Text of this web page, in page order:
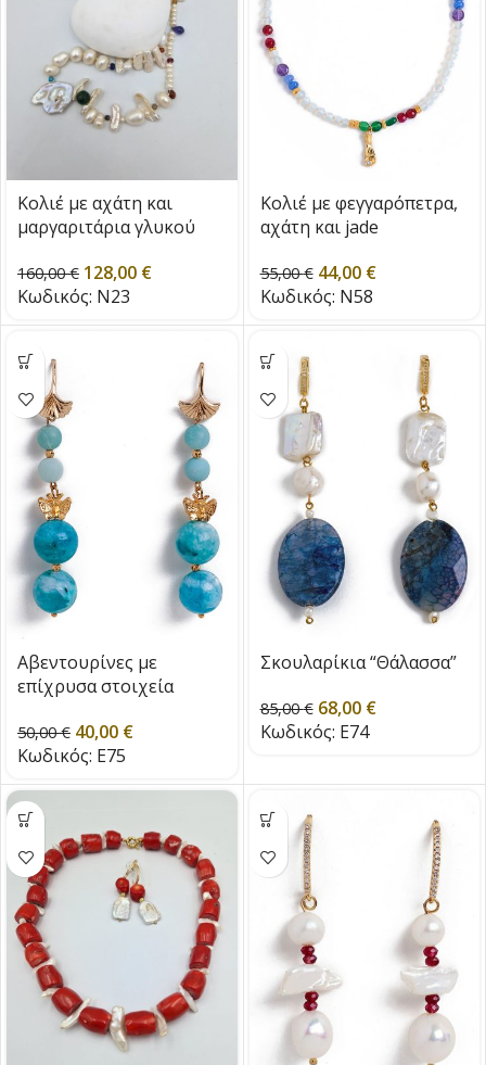
Κολιέ με αχάτη και
μαργαριτάρια γλυκού
160,00€ 128,00 €
Κωδικός: N23
Κολιέ με φεγγαρόπετρα,
αχάτη και jade
55,00€ 44,00 €
Κωδικός: N58
Αβεντουρίνες με
επίχρυσα στοιχεία
50,00€ 40,00 €
Κωδικός: E75
Σκουλαρίκια “Θάλασσα”
85,00€ 68,00 €
Κωδικός: E74